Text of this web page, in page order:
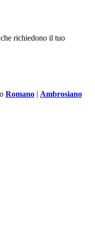
richiedono il tuo
Romano | Ambrosiano